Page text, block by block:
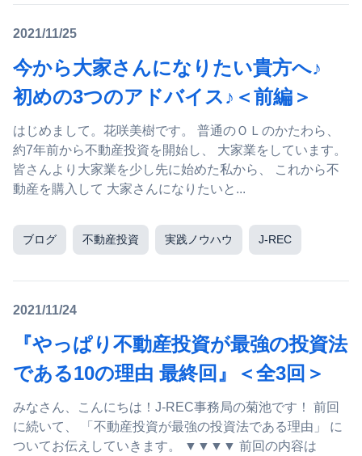
2021/11/25
今から大家さんになりたい貴方へ♪
初めの3つのアドバイス♪＜前編＞
はじめまして。花咲美樹です。 普通のＯＬのかたわら、
約7年前から不動産投資を開始し、 大家業をしています。
皆さんより大家業を少し先に始めた私から、 これから不
動産を購入して 大家さんになりたいと...
ブログ 不動産投資 実践ノウハウ J-REC
2021/11/24
『やっぱり不動産投資が最強の投資法
である10の理由 最終回』＜全3回＞
みなさん、こんにちは！J-REC事務局の菊池です！ 前回
に続いて、 「不動産投資が最強の投資法である理由」 に
ついてお伝えしていきます。 ▼▼▼▼ 前回の内容は